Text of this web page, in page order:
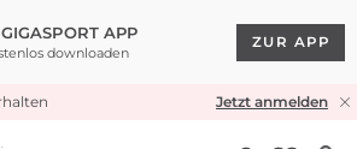
APP
downloaden
ZUR APP
VERSAND* & RÜCKVERSANDJetzt anmelden